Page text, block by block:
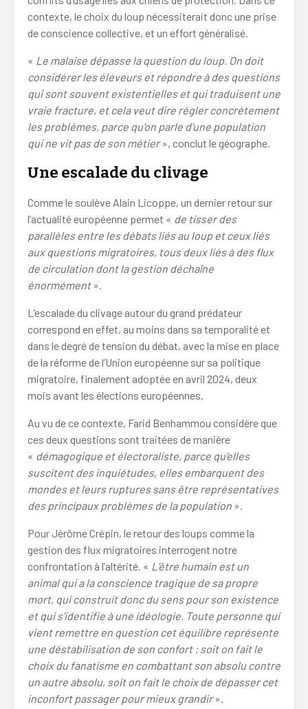
contexte, le choix du loup nécessiterait donc une prise
de conscience collective, et un effort généralisé.
« Le malaise dépasse la question du loup. On doit
considérer les éleveurs et répondre à des questions
qui sont souvent existentielles et qui traduisent une
vraie fracture, et cela veut dire régler concrètement
les problèmes, parce qu’on parle d’une population
qui ne vit pas de son métier», conclut le géographe.
Une escalade du clivage
Comme le soulève Alain Licoppe, un dernier retour sur
l’actualité européenne permet « de tisser des
parallèles entre les débats liés au loup et ceux liés
aux questions migratoires, tous deux liés à des flux
de circulation dont la gestion déchaîne
énormément».
L’escalade du clivage autour du grand prédateur
correspond en effet, au moins dans sa temporalité et
dans le degré de tension du débat, avec la mise en place
de la réforme de l’Union européenne sur sa politique
migratoire, finalement adoptée en avril 2024, deux
mois avant les élections européennes.
Au vu de ce contexte, Farid Benhammou considère que
ces deux questions sont traitées de manière
« démagogique et électoraliste, parce qu’elles
suscitent des inquiétudes, elles embarquent des
mondes et leurs ruptures sans être représentatives
des principaux problèmes de la population ».
Pour Jérôme Crépin, le retour des loups comme la
gestion des flux migratoires interrogent notre
confrontation à l’altérité. « L’être humain est un
animal qui a la conscience tragique de sa propre
mort, qui construit donc du sens pour son existence
et qui s’identifie à une idéologie. Toute personne qui
vient remettre en question cet équilibre représente
une déstabilisation de son confort : soit on fait le
choix du fanatisme en combattant son absolu contre
un autre absolu, soit on fait le choix de dépasser cet
inconfort passager pour mieux grandir».